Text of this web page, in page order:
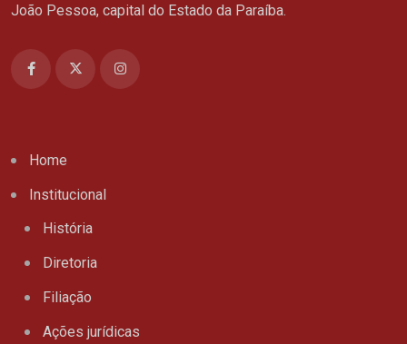
João Pessoa, capital do Estado da Paraíba.
Home
Institucional
História
Diretoria
Filiação
Ações jurídicas